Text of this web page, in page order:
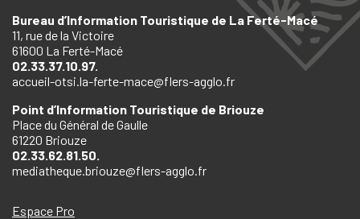
Bureau d’Information Touristique de La Ferté-Macé
11, rue de la Victoire
61600 La Ferté-Macé
02.33.37.10.97.
accueil-otsi.la-ferte-mace@flers-agglo.fr
Point d’Information Touristique de Briouze
Place du Général de Gaulle
61220 Briouze
02.33.62.81.50.
mediatheque.briouze@flers-agglo.fr
Espace Pro